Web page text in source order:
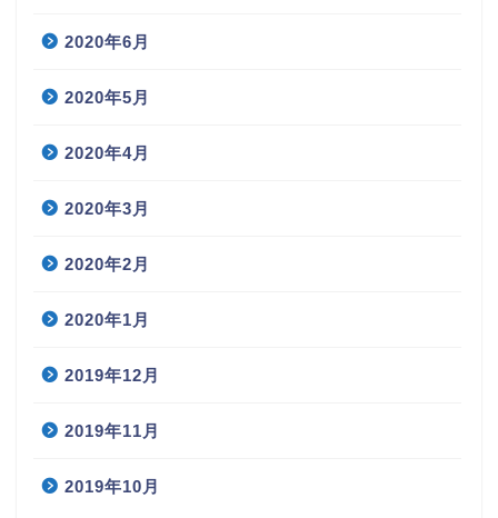
2020年6月
2020年5月
2020年4月
2020年3月
2020年2月
2020年1月
2019年12月
2019年11月
2019年10月